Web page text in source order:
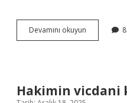
Devamını okuyun Instagram
hesap
Hakimin vicdani